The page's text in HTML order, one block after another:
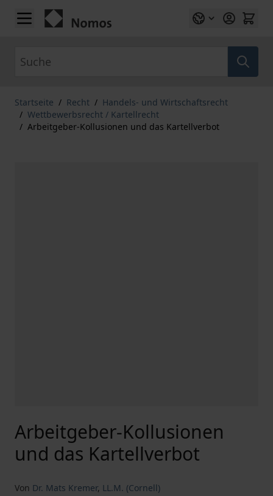
Zum Inhalt springen
Startseite / Recht / Handels- und Wirtschaftsrecht
/ Wettbewerbsrecht / Kartellrecht
/ Arbeitgeber-Kollusionen und das Kartellverbot
Arbeitgeber-Kollusionen
und das Kartellverbot
Von Dr. Mats Kremer, LL.M. (Cornell)